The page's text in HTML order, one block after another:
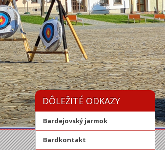
DÔLEŽITÉ ODKAZY
Bardejovský jarmok
Bardkontakt